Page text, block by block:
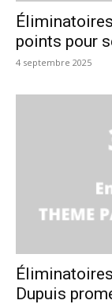
points pour
4 septembre 2025
Dupuis